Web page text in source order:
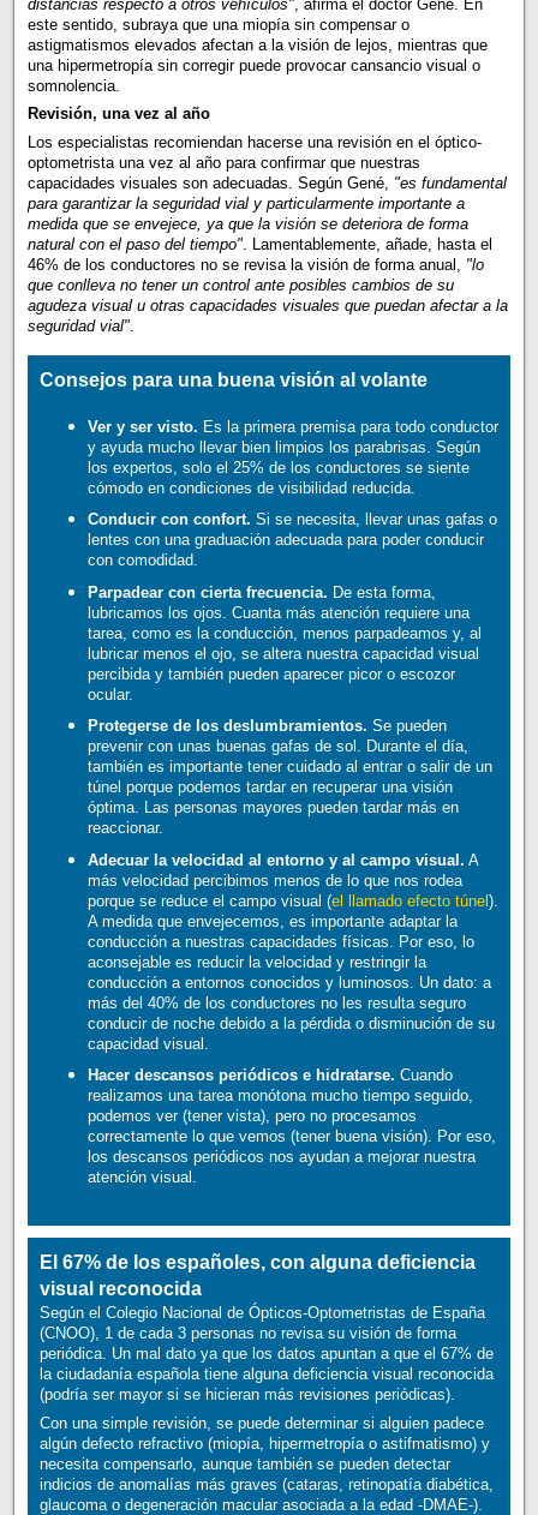
distancias respecto a otros vehículos", afirma el doctor Gené. En
este sentido, subraya que una miopía sin compensar o
astigmatismos elevados afectan a la visión de lejos, mientras que
una hipermetropía sin corregir puede provocar cansancio visual o
somnolencia.
Revisión, una vez al año
Los especialistas recomiendan hacerse una revisión en el óptico-
optometrista una vez al año para confirmar que nuestras
capacidades visuales son adecuadas. Según Gené, "es fundamental
para garantizar la seguridad vial y particularmente importante a
medida que se envejece, ya que la visión se deteriora de forma
natural con el paso del tiempo". Lamentablemente, añade, hasta el
46% de los conductores no se revisa la visión de forma anual, "lo
que conlleva no tener un control ante posibles cambios de su
agudeza visual u otras capacidades visuales que puedan afectar a la
seguridad vial".
Consejos para una buena visión al volante
Ver y ser visto. Es la primera premisa para todo conductor
y ayuda mucho llevar bien limpios los parabrisas. Según
los expertos, solo el 25% de los conductores se siente
cómodo en condiciones de visibilidad reducida.
Conducir con confort. Si se necesita, llevar unas gafas o
lentes con una graduación adecuada para poder conducir
con comodidad.
Parpadear con cierta frecuencia. De esta forma,
lubricamos los ojos. Cuanta más atención requiere una
tarea, como es la conducción, menos parpadeamos y, al
lubricar menos el ojo, se altera nuestra capacidad visual
percibida y también pueden aparecer picor o escozor
ocular.
Protegerse de los deslumbramientos. Se pueden
prevenir con unas buenas gafas de sol. Durante el día,
también es importante tener cuidado al entrar o salir de un
túnel porque podemos tardar en recuperar una visión
óptima. Las personas mayores pueden tardar más en
reaccionar.
Adecuar la velocidad al entorno y al campo visual. A
más velocidad percibimos menos de lo que nos rodea
porque se reduce el campo visual (el llamado efecto túnel).
A medida que envejecemos, es importante adaptar la
conducción a nuestras capacidades físicas. Por eso, lo
aconsejable es reducir la velocidad y restringir la
conducción a entornos conocidos y luminosos. Un dato: a
más del 40% de los conductores no les resulta seguro
conducir de noche debido a la pérdida o disminución de su
capacidad visual.
Hacer descansos periódicos e hidratarse. Cuando
realizamos una tarea monótona mucho tiempo seguido,
podemos ver (tener vista), pero no procesamos
correctamente lo que vemos (tener buena visión). Por eso,
los descansos periódicos nos ayudan a mejorar nuestra
atención visual.
El 67% de los españoles, con alguna deficiencia
visual reconocida
Según el Colegio Nacional de Ópticos-Optometristas de España
(CNOO), 1 de cada 3 personas no revisa su visión de forma
periódica. Un mal dato ya que los datos apuntan a que el 67% de
la ciudadanía española tiene alguna deficiencia visual reconocida
(podría ser mayor si se hicieran más revisiones periódicas).
Con una simple revisión, se puede determinar si alguien padece
algún defecto refractivo (miopía, hipermetropía o astifmatismo) y
necesita compensarlo, aunque también se pueden detectar
indicios de anomalías más graves (cataras, retinopatía diabética,
glaucoma o degeneración macular asociada a la edad -DMAE-).